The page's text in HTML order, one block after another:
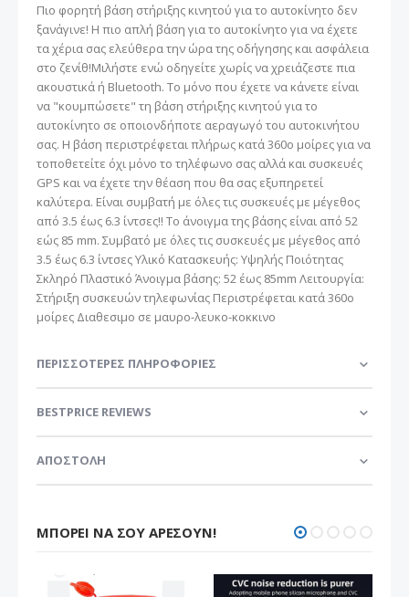
Πιο φορητή βάση στήριξης κινητού για το αυτοκίνητο δεν
ξανάγινε! Η πιο απλή βάση για το αυτοκίνητο για να έχετε
τα χέρια σας ελεύθερα την ώρα της οδήγησης και ασφάλεια
στο ζενίθ!Μιλήστε ενώ οδηγείτε χωρίς να χρειάζεστε πια
ακουστικά ή Bluetooth. Το μόνο που έχετε να κάνετε είναι
να "κουμπώσετε" τη βάση στήριξης κινητού για το
αυτοκίνητο σε οποιονδήποτε αεραγωγό του αυτοκινήτου
σας. Η βάση περιστρέφεται πλήρως κατά 360o μοίρες για να
τοποθετείτε όχι μόνο το τηλέφωνο σας αλλά και συσκευές
GPS και να έχετε την θέαση που θα σας εξυπηρετεί
καλύτερα. Είναι συμβατή με όλες τις συσκευές με μέγεθος
από 3.5 έως 6.3 ίντσες!! Το άνοιγμα της βάσης είναι από 52
εώς 85 mm. Συμβατό με όλες τις συσκευές με μέγεθος από
3.5 έως 6.3 ίντσες Υλικό Κατασκευής: Υψηλής Ποιότητας
Σκληρό Πλαστικό Άνοιγμα βάσης: 52 έως 85mm Λειτουργία:
Στήριξη συσκευών τηλεφωνίας Περιστρέφεται κατά 360o
μοίρες Διαθεσιμο σε μαυρο-λευκο-κοκκινο
ΠΕΡΙΣΣΌΤΕΡΕΣ ΠΛΗΡΟΦΟΡΊΕΣ
BESTPRICE REVIEWS
ΑΠΟΣΤΟΛΗ
ΜΠΟΡΕΊ ΝΑ ΣΟΥ ΑΡΈΣΟΥΝ!